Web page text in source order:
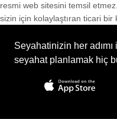
resmi web sitesini temsil
sizin için kolaylaştıran ticari bir
Seyahatinizin her
seyahat planlamak hiç